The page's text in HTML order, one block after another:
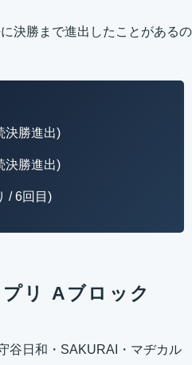
決勝まで進出したことがあるの
決勝進出)
決勝進出)
/ 6回目)
リ Aブロック
谷日和・SAKURAI・マヂカル